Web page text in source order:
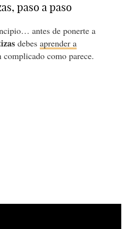
paso a paso
antes de ponerte a
debes aprender a
complicado como parece.